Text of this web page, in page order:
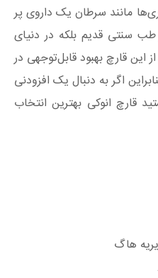
مانند سرطان یک داروی پر
طب سنتی قدیم بلکه در دنیای
این قارچ بهبود قابل‌توجهی در
اگر به دنبال یک افزودنی
قارچ انوکی بهترین انتخاب
هاگ